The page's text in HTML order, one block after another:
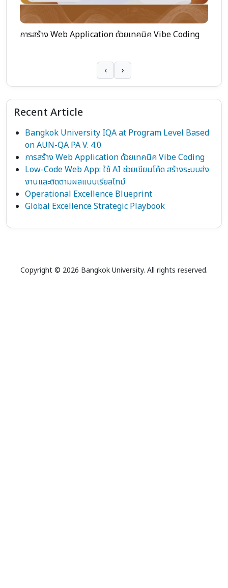
การสร้าง Web Application ด้วยเทคนิค Vibe Coding
‹ ›
Recent Article
Bangkok University IQA at Program Level Based
on AUN-QA PA V. 4.0
การสร้าง Web Application ด้วยเทคนิค Vibe Coding
Low-Code Web App: ใช้ AI ช่วยเขียนโค้ด สร้างระบบส่ง
งานและติดตามผลแบบเรียลไทม์
Operational Excellence Blueprint
Global Excellence Strategic Playbook
Copyright © 2026 Bangkok University. All rights reserved.